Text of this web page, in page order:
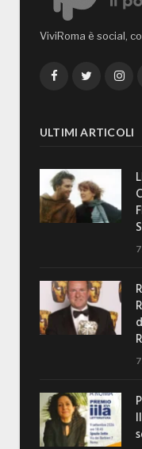
ViviRoma è social,
FacebookTwitter
ULTIMI ARTICOLI